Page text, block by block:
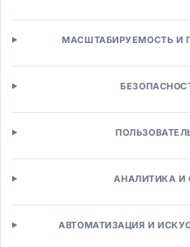
Техническое обслуживание
Сервисное обслуживание (FSM)
Бизнес-процессы (BPM)
Workflow-системы
Low-code платформы
Продажи и маркетинг
МАСШТАБИРУЕМОСТЬ И
АНАЛИТИКА И
АВТОМАТИЗАЦИЯ И